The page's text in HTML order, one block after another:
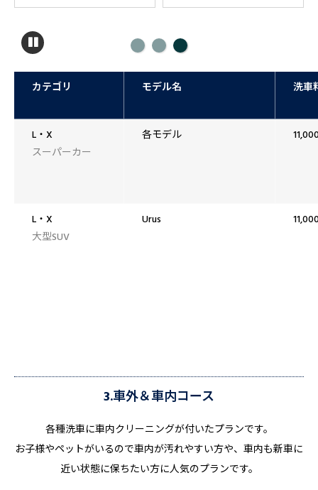
カテゴリ モデル名 洗車
L・X
スーパーカー
各モデル
L・X
大型SUV
Urus
3.車外＆車内コース
各種洗車に車内クリーニングが付いたプランです。
お子様やペットがいるので車内が汚れやすい方や、車内も新車に
近い状態に保ちたい方に人気のプランです。